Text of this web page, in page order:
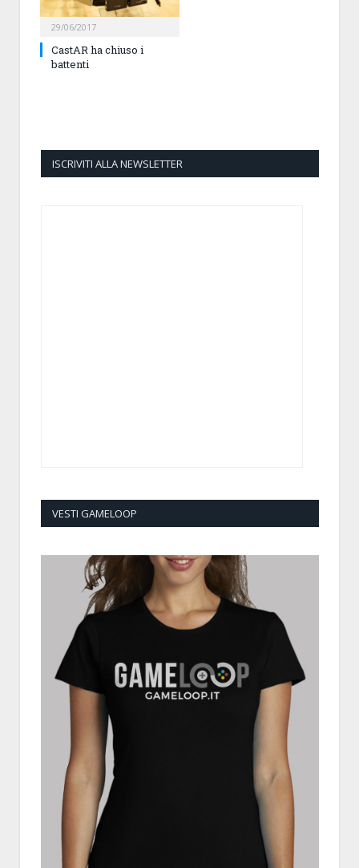
29/06/2017
CastAR ha chiuso i
battenti
ISCRIVITI ALLA NEWSLETTER
VESTI GAMELOOP